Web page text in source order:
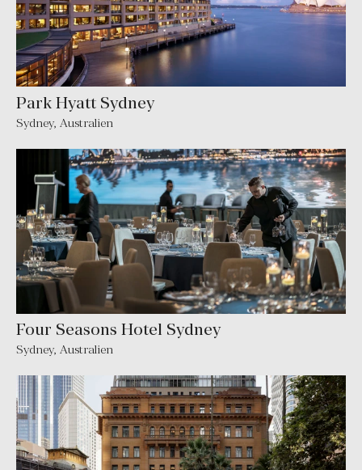
Park Hyatt Sydney
Sydney, Australien
Four Seasons Hotel Sydney
Sydney, Australien